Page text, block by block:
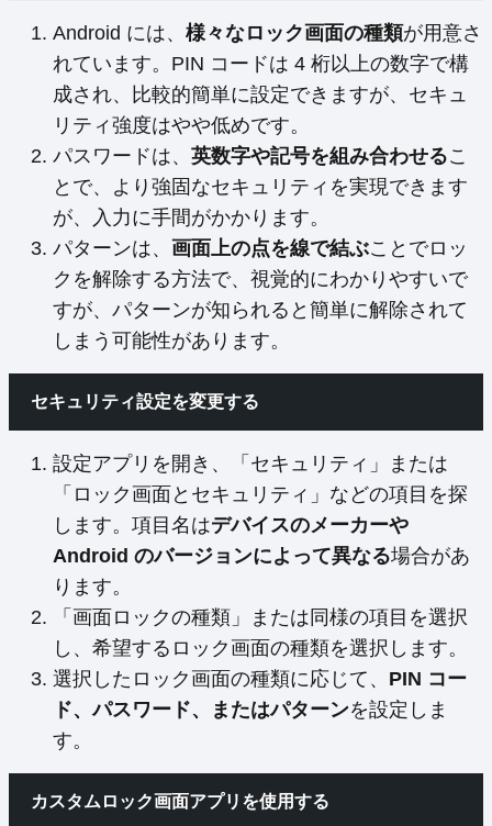
Android には、 様々なロック画面の種類が用意さ
れています。PIN コードは 4 桁以上の数字で構
成され、比較的簡単に設定できますが、セキュ
リティ強度はやや低めです。
パスワードは、 英数字や記号を組み合わせるこ
とで、より強固なセキュリティを実現できます
が、入力に手間がかかります。
パターンは、 画面上の点を線で結ぶことでロッ
クを解除する方法で、視覚的にわかりやすいで
すが、パターンが知られると簡単に解除されて
しまう可能性があります。
セキュリティ設定を変更する
設定アプリを開き、「セキュリティ」または
「ロック画面とセキュリティ」などの項目を探
します。項目名はデバイスのメーカーや
Android のバージョンによって異なる場合があ
ります。
「画面ロックの種類」または同様の項目を選択
し、希望するロック画面の種類を選択します。
選択したロック画面の種類に応じて、 PIN コー
ド、パスワード、またはパターンを設定しま
す。
カスタムロック画面アプリを使用する